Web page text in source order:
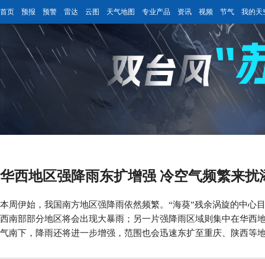
首页 预报 预警 雷达 云图 天气地图 专业产品 资讯 视频 节气 我的天
华西地区强降雨东扩增强 冷空气频繁来扰
本周伊始，我国南方地区强降雨依然频繁。“海葵”残余涡旋的中心
西南部部分地区将会出现大暴雨；另一片强降雨区域则集中在华
气南下，降雨还将进一步增强，范围也会迅速东扩至重庆、陕西等